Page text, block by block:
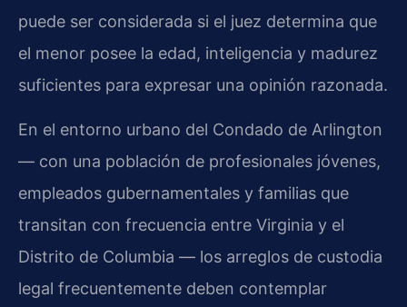
puede ser considerada si el juez determina que
el menor posee la edad, inteligencia y madurez
suficientes para expresar una opinión razonada.
En el entorno urbano del Condado de Arlington
— con una población de profesionales jóvenes,
empleados gubernamentales y familias que
transitan con frecuencia entre Virginia y el
Distrito de Columbia — los arreglos de custodia
legal frecuentemente deben contemplar